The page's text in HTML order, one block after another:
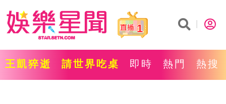
1
王凱猝逝 請世界吃桌 即時 熱門 熱搜